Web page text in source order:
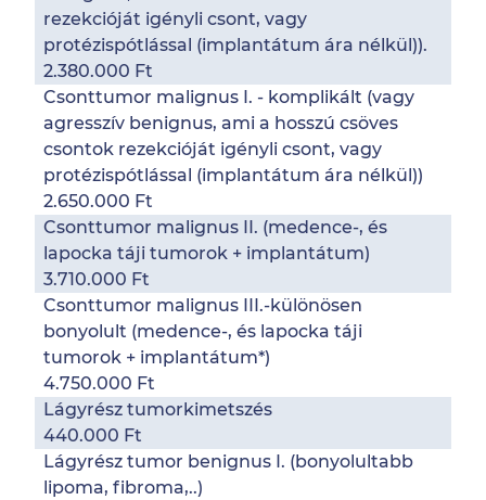
rezekcióját igényli csont, vagy
protézispótlással (implantátum ára nélkül)).
2.380.000 Ft
Csonttumor malignus I. - komplikált (vagy
agresszív benignus, ami a hosszú csöves
csontok rezekcióját igényli csont, vagy
protézispótlással (implantátum ára nélkül))
2.650.000 Ft
Csonttumor malignus II. (medence-, és
lapocka táji tumorok + implantátum)
3.710.000 Ft
Csonttumor malignus III.-különösen
bonyolult (medence-, és lapocka táji
tumorok + implantátum*)
4.750.000 Ft
Lágyrész tumorkimetszés
440.000 Ft
Lágyrész tumor benignus I. (bonyolultabb
lipoma, fibroma,..)